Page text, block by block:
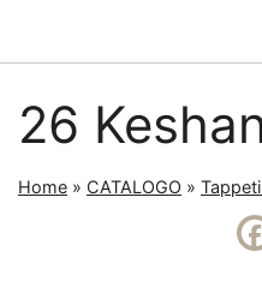
26
Home » CATALOGO »